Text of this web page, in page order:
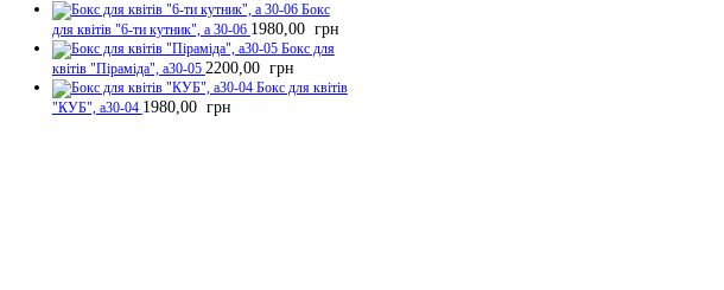
Бокс
для квітів "6-ти кутник", а 30-06 1980,00 грн
Бокс для
квітів "Піраміда", а30-05 2200,00 грн
Бокс для квітів
"КУБ", а30-04 1980,00 грн